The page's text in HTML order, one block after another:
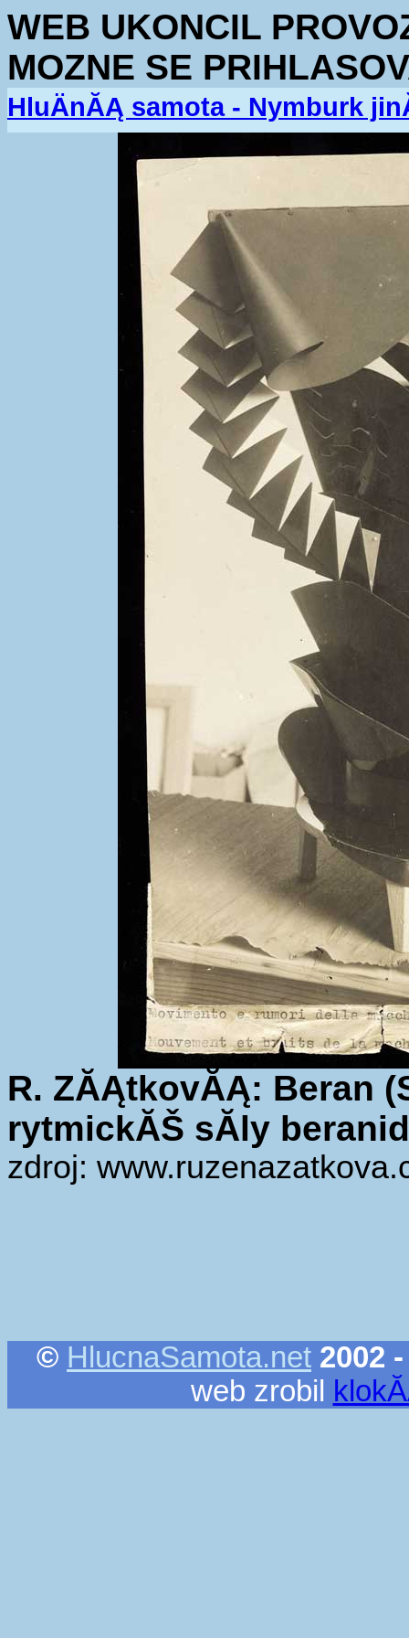
WEB UKONCIL
MOZNE SE
HluÄnĂĄ samota - Nymburk
R. ZĂĄtkovĂĄ: Beran
rytmickĂŠ sĂ­ly
zdroj:
© HlucnaSamota.net 2002
web zrobil